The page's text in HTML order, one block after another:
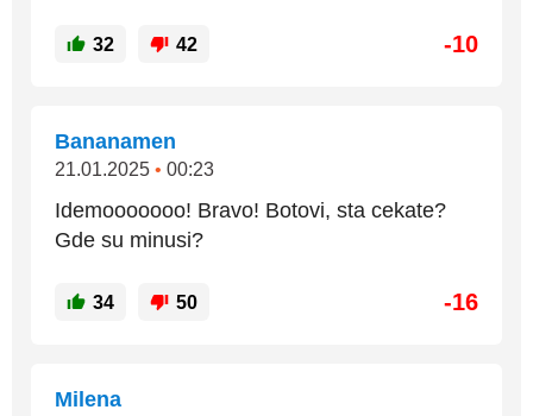
32 42 -10
Bananamen
21.01.2025 • 00:23
Idemooooooo! Bravo! Botovi, sta cekate?
Gde su minusi?
34 50 -16
Milena